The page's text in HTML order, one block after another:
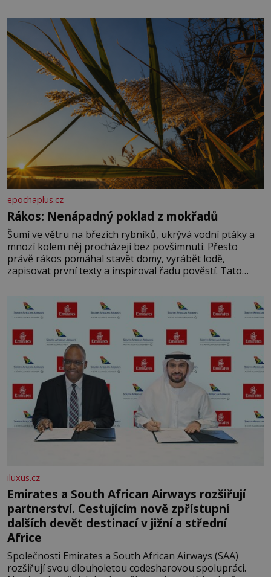
základní složky– sodík a chlór – jsou zásadní pro
správné hospodaření
epochaplus.cz
Rákos: Nenápadný poklad z mokřadů
Šumí ve větru na březích rybníků, ukrývá vodní ptáky a
mnozí kolem něj procházejí bez povšimnutí. Přesto
právě rákos pomáhal stavět domy, vyrábět lodě,
zapisovat první texty a inspiroval řadu pověstí. Tato
letního koupání. Stačí se však podívat
iluxus.cz
Emirates a South African Airways rozšiřují
partnerství. Cestujícím nově zpřístupní
dalších devět destinací v jižní a střední
Africe
Společnosti Emirates a South African Airways (SAA)
rozšiřují svou dlouholetou codesharovou spolupráci.